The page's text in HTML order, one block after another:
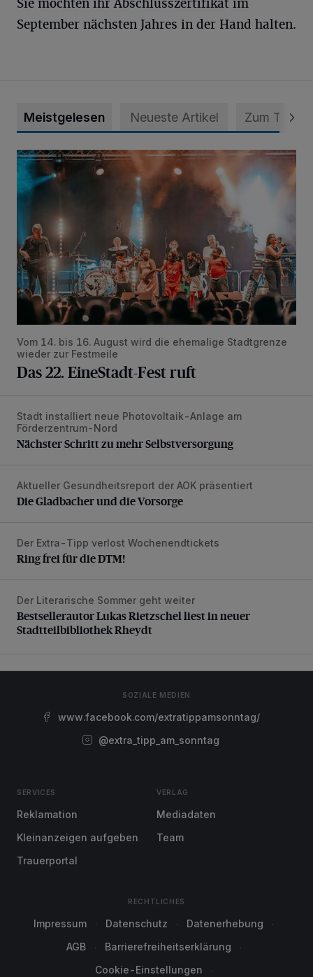
Sie möchten ihr Abschlusszertifikat im
September nächsten Jahres in der Hand halten.
Meistgelesen Neueste Artikel Zum Thema
Das 22. EineStadt-Fest ruft
Vom 14. bis 16. August wird die ehemalige Stadtgrenze
wieder zur Festmeile
Das 22. EineStadt-Fest ruft
Nächster Schritt zu mehr Selbstversorgung
Stadt installiert neue Photovoltaik-Anlage am
Förderzentrum-Nord
Nächster Schritt zu mehr Selbstversorgung
Die Gladbacher und die Vorsorge
Aktueller Gesundheitsreport der AOK präsentiert
Die Gladbacher und die Vorsorge
Ring frei für die DTM!
Der Extra-Tipp verlost Wochenendtickets
Ring frei für die DTM!
Bestsellerautor Lukas Rietzschel liest in neuer
Der Literarische Sommer geht weiter
Bestsellerautor Lukas Rietzschel liest in neuer
Stadtteilbibliothek Rheydt
SOZIALE MEDIEN
www.facebook.com/extratippamsonntag/
@extra_tipp_am_sonntag
SERVICES
Reklamation
Kleinanzeigen aufgeben
Trauerportal
VERLAG
Mediadaten
Team
RECHTLICHES
Impressum Datenschutz
Datenerhebung
AGB
Barrierefreiheitserklärung
Cookie-Einstellungen